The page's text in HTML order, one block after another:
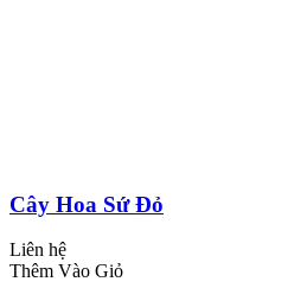
Cây Hoa Sứ Đỏ
Liên hệ
Thêm Vào Giỏ